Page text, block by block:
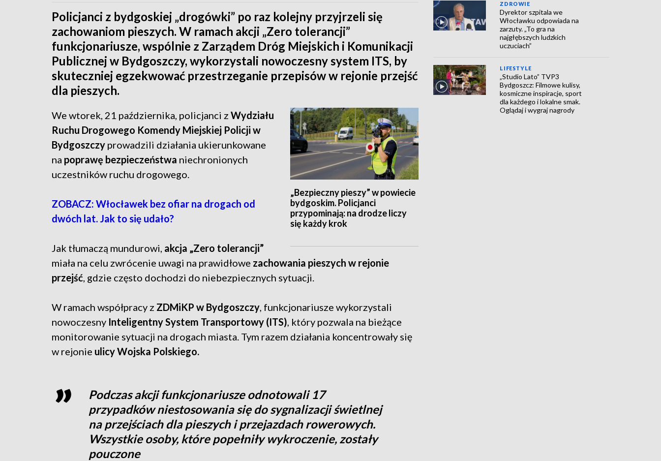
Policjanci z bydgoskiej „drogówki” po raz kolejny przyjrzeli się
zachowaniom pieszych. W ramach akcji „Zero tolerancji”
funkcjonariusze, wspólnie z Zarządem Dróg Miejskich i Komunikacji
Publicznej w Bydgoszczy, wykorzystali nowoczesny system ITS, by
skuteczniej egzekwować przestrzeganie przepisów w rejonie przejść
dla pieszych.
„Bezpieczny pieszy” w powiecie
bydgoskim. Policjanci
przypominają: na drodze liczy
się każdy krok
We wtorek, 21 października, policjanci z Wydziału
Ruchu Drogowego Komendy Miejskiej Policji w
Bydgoszczy prowadzili działania ukierunkowane
na poprawę bezpieczeństwa niechronionych
uczestników ruchu drogowego.
ZOBACZ: Włocławek bez ofiar na drogach od
dwóch lat. Jak to się udało?
Jak tłumaczą mundurowi, akcja „Zero tolerancji”
miała na celu zwrócenie uwagi na prawidłowe zachowania pieszych w rejonie
przejść , gdzie często dochodzi do niebezpiecznych sytuacji.
W ramach współpracy z ZDMiKP w Bydgoszczy , funkcjonariusze wykorzystali
nowoczesny Inteligentny System Transportowy (ITS) , który pozwala na bieżące
monitorowanie sytuacji na drogach miasta. Tym razem działania koncentrowały się
w rejonie ulicy Wojska Polskiego.
Podczas akcji funkcjonariusze odnotowali 17
przypadków niestosowania się do sygnalizacji świetlnej
na przejściach dla pieszych i przejazdach rowerowych.
Wszystkie osoby, które popełniły wykroczenie, zostały
pouczone
ZDROWIE
Dyrektor szpitala we
Włocławku odpowiada na
zarzuty. „To gra na
najgłębszych ludzkich
uczuciach”
LIFESTYLE
„Studio Lato” TVP3
Bydgoszcz: Filmowe kulisy,
kosmiczne inspiracje, sport
dla każdego i lokalne smak.
Oglądaj i wygraj nagrody